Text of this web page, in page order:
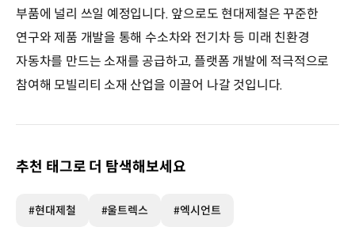
부품에 널리 쓰일 예정입니다. 앞으로도 현대제철은 꾸준한
연구와 제품 개발을 통해 수소차와 전기차 등 미래 친환경
자동차를 만드는 소재를 공급하고, 플랫폼 개발에 적극적으로
참여해 모빌리티 소재 산업을 이끌어 나갈 것입니다.
추천 태그로 더 탐색해보세요
#현대제철 #울트렉스 #엑시언트